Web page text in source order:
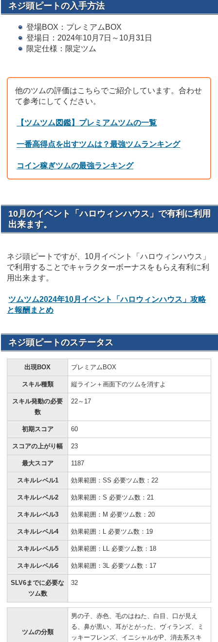
ネジ頭ピートの入手方法
登場BOX：プレミアムBOX
登場日：2024年10月7日～10月31日
限定仕様：限定ツム
他のツムの評価はこちらでご紹介しています。合わせ
て参考にしてください。
【ツムツム図鑑】プレミアムツムの一覧
一番高得点を出すツムは？最強ツムランキング
コイン稼ぎツムの最強ランキング
10月のイベント「ハロウィンハウス」で有利に利用
出来ます。
ネジ頭ピートですが、10月イベント「ハロウィンハウス」
で利用することでキャラクターボーナスをもらえ有利に利
用出来ます。
ツムツム2024年10月イベント「ハロウィンハウス」攻略
と報酬まとめ
ネジ頭ピートのステータス
出現BOX プレミアムBOX
スキル種類 縦ライン＋画面下のツムを消すよ
スキル発動の必要
数
22～17
初期スコア 60
スコアの上がり幅 23
最大スコア 1187
スキルレベル1 効果範囲：SS 必要ツム数：22
スキルレベル2 効果範囲：S 必要ツム数：21
スキルレベル3 効果範囲：M 必要ツム数：20
スキルレベル4 効果範囲：L 必要ツム数：19
スキルレベル5 効果範囲：LL 必要ツム数：18
スキルレベル6 効果範囲：3L 必要ツム数：17
SLV6までに必要な
ツム数
32
ツムの分類
男の子、赤色、毛のはねた、白目、口が見え
る、鼻が黒い、耳がとがった、ヴィランズ、ミ
ッキーフレンズ、イニシャルがP、消去系スキ